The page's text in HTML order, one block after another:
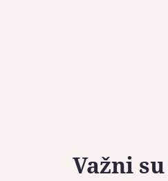
Važni